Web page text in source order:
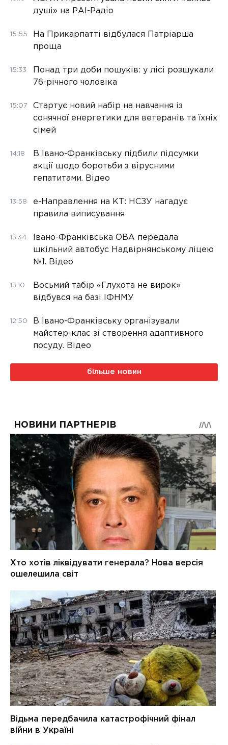
душі» на РАІ-Радіо
15:55
На Прикарпатті відбулася Патріарша
проща
15:33
Понад три доби пошуків: у лісі розшукали
76-річного чоловіка
15:07
Стартує новий набір на навчання із
сонячної енергетики для ветеранів та їхніх
сімей
14:18
В Івано-Франківську підбили підсумки
акції щодо боротьби з вірусними
гепатитами. Відео
13:58
е-Направлення на КТ: НСЗУ нагадує
правила виписування
13:34
Івано-Франківська ОВА передала
шкільний автобус Надвірнянському ліцею
№1. Відео
13:10
Восьмий табір «Глухота не вирок»
відбувся на базі ІФНМУ
12:50
В Івано-Франківську організували
майстер-клас зі створення адаптивного
посуду. Відео
більше новин